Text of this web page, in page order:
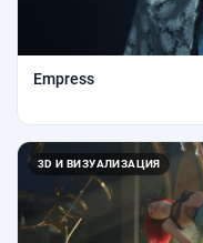
Empress
3D И ВИЗУАЛИЗАЦИЯ